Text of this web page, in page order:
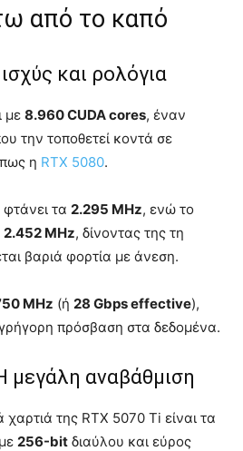
από το καπό
και ρολόγια
με 8.960 CUDA cores, έναν
την τοποθετεί κοντά σε
η RTX 5080.
φτάνει τα 2.295 MHz, ενώ το
2.452 MHz, δίνοντας της τη
βαριά φορτία με άνεση.
MHz (ή 28 Gbps effective),
πρόσβαση στα δεδομένα.
μεγάλη αναβάθμιση
της RTX 5070 Ti είναι τα
256-bit διαύλου και εύρος